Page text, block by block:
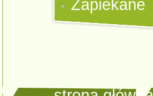
Zapiekane